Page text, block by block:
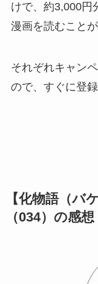
けで、約3,000円
漫画を読むこと
それぞれキャン
ので、すぐに登
【化物語（バ
（034）の感